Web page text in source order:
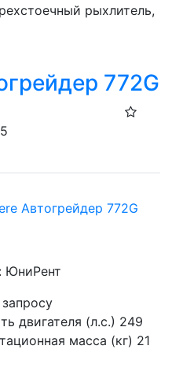
рыхлитель,
772G
Автогрейдер 772G
ЮниРент
двигателя (л.с.) 249
масса (кг) 21